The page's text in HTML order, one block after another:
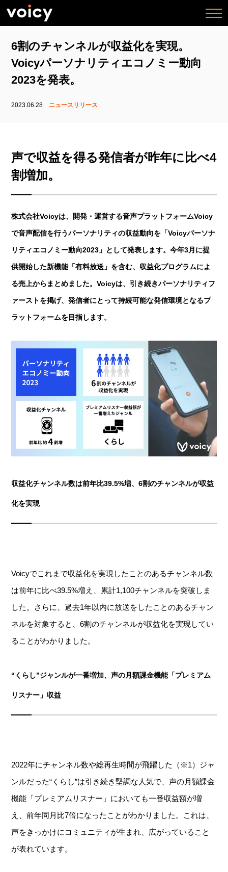
6割のチャンネルが収益化を実現。
Voicyパーソナリティエコノミー動向
2023を発表。
2023.06.28 ニュースリリース
声で収益を得る発信者が昨年に比べ4
割増加。
株式会社Voicyは、開発・運営する音声プラットフォームVoicy
で音声配信を行うパーソナリティの収益動向を「Voicyパーソナ
リティエコノミー動向2023」として発表します。今年3月に提
供開始した新機能「有料放送」を含む、収益化プログラムによ
る売上からまとめました。Voicyは、引き続きパーソナリティフ
ァーストを掲げ、発信者にとって持続可能な発信環境となるプ
ラットフォームを目指します。
収益化チャンネル数は前年比39.5%増、6割のチャンネルが収益
化を実現
Voicyでこれまで収益化を実現したことのあるチャンネル数
は前年に比べ39.5%増え、累計1,100チャンネルを突破しま
した。さらに、過去1年以内に放送をしたことのあるチャン
ネルを対象すると、6割のチャンネルが収益化を実現してい
ることがわかりました。
“くらし”ジャンルが一番増加、声の月額課金機能「プレミアム
リスナー」収益
2022年にチャンネル数や総再生時間が飛躍した（※1）ジャ
ンルだった“くらし”は引き続き堅調な人気で、声の月額課金
機能「プレミアムリスナー」においても一番収益額が増
え、前年同月比7倍になったことがわかりました。これは、
声をきっかけにコミュニティが生まれ、広がっていること
が表れています。